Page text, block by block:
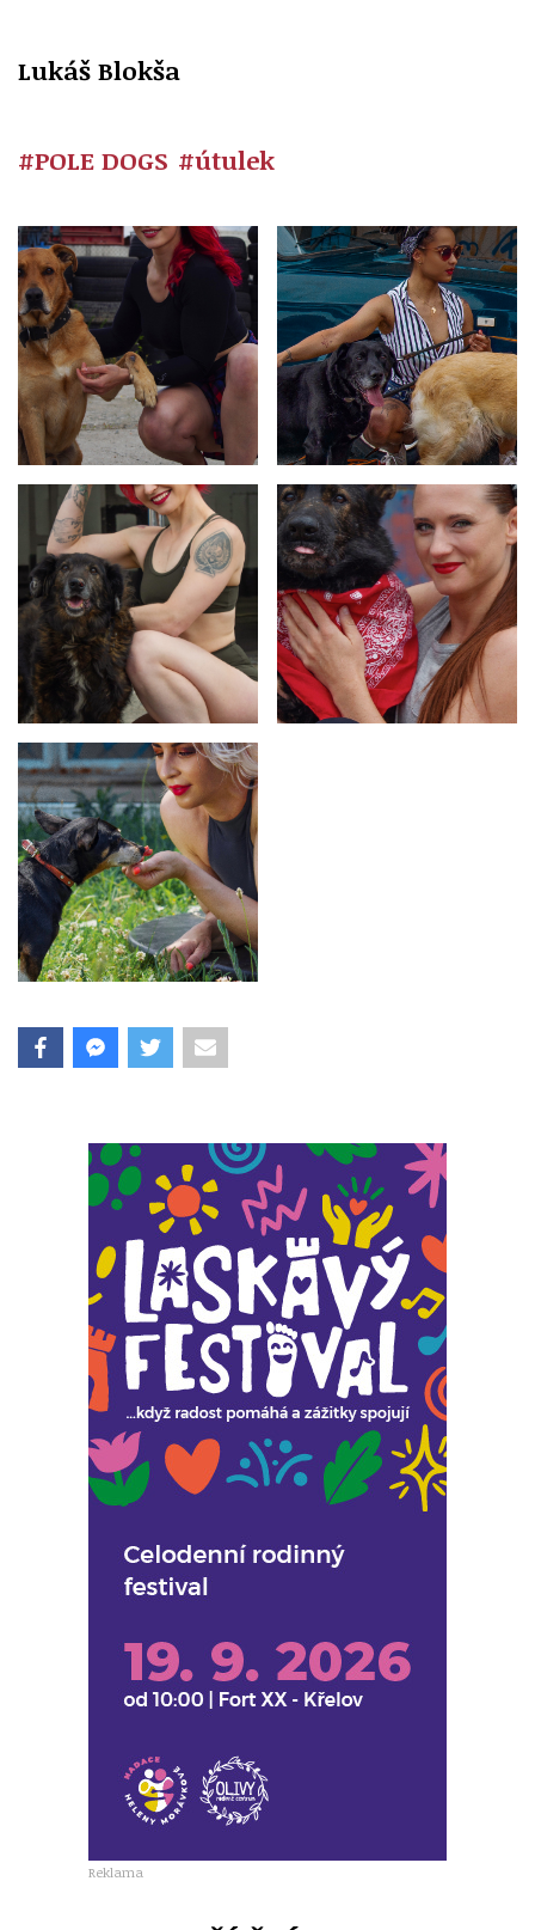
Lukáš Blokša
#POLE DOGS #útulek
Reklama